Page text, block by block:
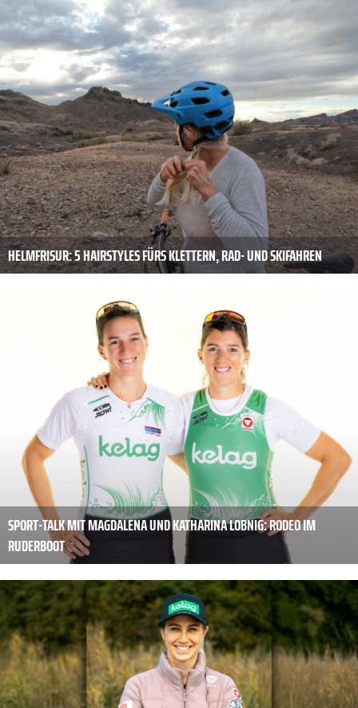
HELMFRISUR: 5 HAIRSTYLES FÜRS KLETTERN, RAD- UND SKIFAHREN
SPORT-TALK MIT MAGDALENA UND KATHARINA LOBNIG: RODEO IM
RUDERBOOT